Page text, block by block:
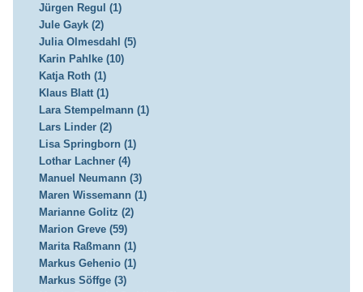
Jürgen Regul (1)
Jule Gayk (2)
Julia Olmesdahl (5)
Karin Pahlke (10)
Katja Roth (1)
Klaus Blatt (1)
Lara Stempelmann (1)
Lars Linder (2)
Lisa Springborn (1)
Lothar Lachner (4)
Manuel Neumann (3)
Maren Wissemann (1)
Marianne Golitz (2)
Marion Greve (59)
Marita Raßmann (1)
Markus Gehenio (1)
Markus Söffge (3)